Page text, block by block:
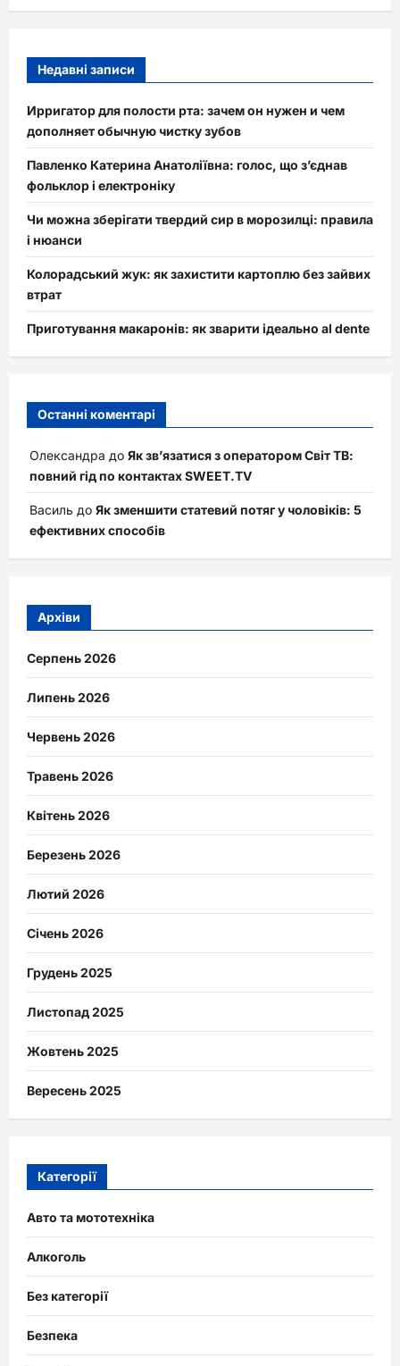
Недавні записи
Ирригатор для полости рта: зачем он нужен и чем
дополняет обычную чистку зубов
Павленко Катерина Анатоліївна: голос, що з’єднав
фольклор і електроніку
Чи можна зберігати твердий сир в морозилці: правила
і нюанси
Колорадський жук: як захистити картоплю без зайвих
втрат
Приготування макаронів: як зварити ідеально al dente
Останні коментарі
Олександра до Як зв’язатися з оператором Світ ТВ:
повний гід по контактах SWEET.TV
Василь до Як зменшити статевий потяг у чоловіків: 5
ефективних способів
Архіви
Серпень 2026
Липень 2026
Червень 2026
Травень 2026
Квітень 2026
Березень 2026
Лютий 2026
Січень 2026
Грудень 2025
Листопад 2025
Жовтень 2025
Вересень 2025
Категорії
Авто та мототехніка
Алкоголь
Без категорії
Безпека